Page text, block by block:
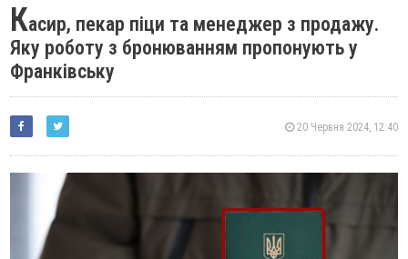
Касир, пекар піци та менеджер з продажу.
Яку роботу з бронюванням пропонують у
Франківську
20 Червня 2024, 12:40